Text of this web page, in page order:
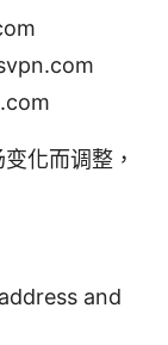
化而调整，
and